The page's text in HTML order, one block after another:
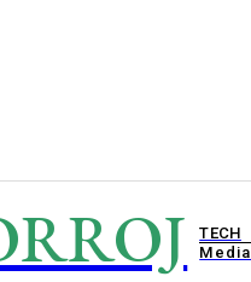
TECH
Media